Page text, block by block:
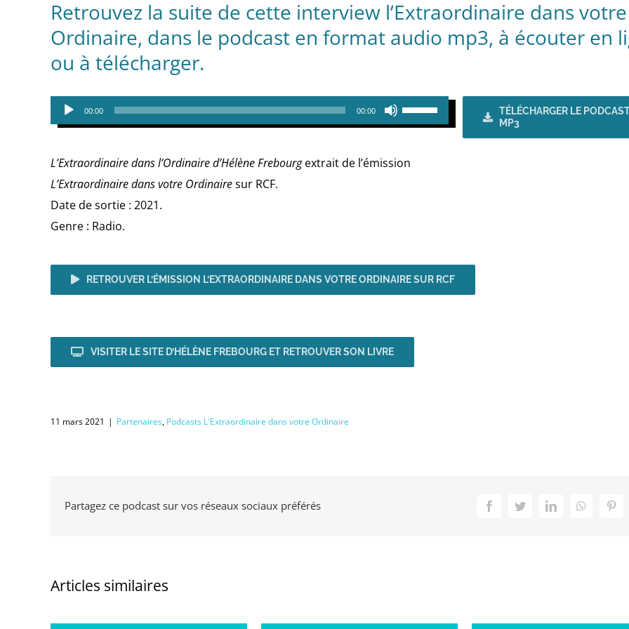
Retrouvez la suite de cette interview l’Extraordinaire dans votre
Ordinaire, dans le podcast en format audio mp3, à écouter en
ou à télécharger.
Lecteur
audio
00:00 00:00
Utilisez
les
haut/bas
le
volume.
L’Extraordinaire dans l’Ordinaire d’Hélène Frebourgextrait de l’émission
L’Extraordinaire dans votre Ordinairesur RCF.
Date de sortie : 2021.
Genre : Radio.
TÉLÉCHARGER LE
MP3
RETROUVER L’ÉMISSION L’EXTRAORDINAIRE DANS VOTRE ORDINAIRE SUR RCF
VISITER LE SITE D’HÉLÈNE FREBOURG ET RETROUVER SON LIVRE
11 mars 2021 | Partenaires, Podcasts L'Extraordinaire dans votre Ordinaire
Partagez ce podcast sur vos réseaux sociaux préférés FacebookTwitterLinkedInWhatsApp
Articles similaires